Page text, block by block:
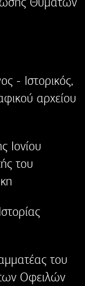
- Ιστορικός,
αρχείου
Ιονίου
του
του
Οφειλών